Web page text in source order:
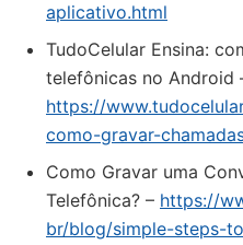
aplicativo.html
TudoCelular Ensina:
telefônicas no Android
https://
como-gravar-
Como Gravar uma
Telefônica? – https://
br/blog/simple-steps-